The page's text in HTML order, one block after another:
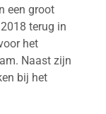
een groot
terug in
het
Naast zijn
bij het